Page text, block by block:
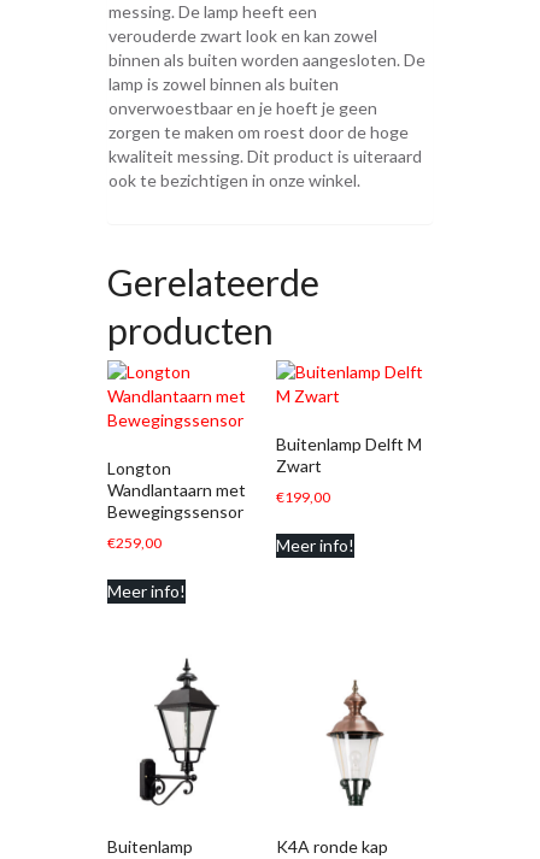
messing. De lamp heeft een
verouderde zwart look en kan zowel
binnen als buiten worden aangesloten. De
lamp is zowel binnen als buiten
onverwoestbaar en je hoeft je geen
zorgen te maken om roest door de hoge
kwaliteit messing. Dit product is uiteraard
ook te bezichtigen in onze winkel.
Gerelateerde
producten
Longton
Wandlantaarn met
Bewegingssensor
€259,00
Meer info!
Buitenlamp Delft M
Zwart
€199,00
Meer info!
Buitenlamp
K4A ronde kap